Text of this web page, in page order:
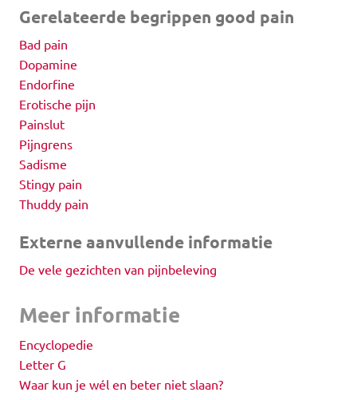
Gerelateerde begrippen good pain
Bad pain
Dopamine
Endorfine
Erotische pijn
Painslut
Pijngrens
Sadisme
Stingy pain
Thuddy pain
Externe aanvullende informatie
De vele gezichten van pijnbeleving
Meer informatie
Encyclopedie
Letter G
Waar kun je wél en beter niet slaan?